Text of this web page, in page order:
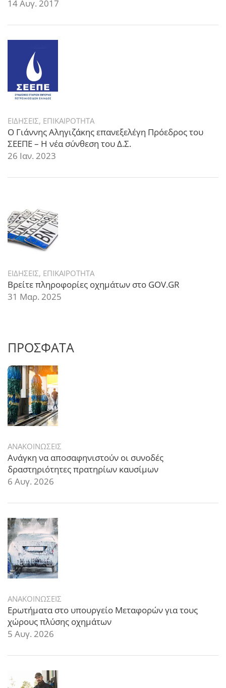
14 Αυγ. 2017
ΕΙΔΗΣΕΙΣ, ΕΠΙΚΑΙΡΟΤΗΤΑ
Ο Γιάννης Αληγιζάκης επανεξελέγη Πρόεδρος του
ΣΕΕΠΕ – Η νέα σύνθεση του Δ.Σ.
26 Ιαν. 2023
ΕΙΔΗΣΕΙΣ, ΕΠΙΚΑΙΡΟΤΗΤΑ
Βρείτε πληροφορίες οχημάτων στο GOV.GR
31 Μαρ. 2025
ΠΡΟΣΦΑΤΑ
ΑΝΑΚΟΙΝΩΣΕΙΣ
Ανάγκη να αποσαφηνιστούν οι συνοδές
δραστηριότητες πρατηρίων καυσίμων
6 Αυγ. 2026
ΑΝΑΚΟΙΝΩΣΕΙΣ
Ερωτήματα στο υπουργείο Μεταφορών για τους
χώρους πλύσης οχημάτων
5 Αυγ. 2026